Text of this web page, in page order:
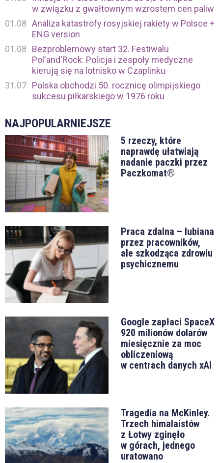
w związku z gwałtownym wzrostem cen paliw
01.08 Analiza katastrofy rosyjskiej rakiety w Polsce +
ENG version
01.08
Bezproblemowy start 32. Festiwalu
Pol'and'Rock: Policja i zespoły medyczne
kierują się na lotnisko w Czaplinku
31.07 Polska obchodzi 50. rocznicę olimpijskiego
sukcesu piłkarskiego w 1976 roku
NAJPOPULARNIEJSZE
5 rzeczy, które
naprawdę ułatwiają
nadanie paczki przez
Paczkomat®
Praca zdalna – lubiana
przez pracowników,
ale szkodząca zdrowiu
psychicznemu
Google zapłaci SpaceX
920 milionów dolarów
miesięcznie za moc
obliczeniową
w centrach danych xAI
Tragedia na McKinley.
Trzech himalaistów
z Łotwy zginęło
w górach, jednego
uratowano